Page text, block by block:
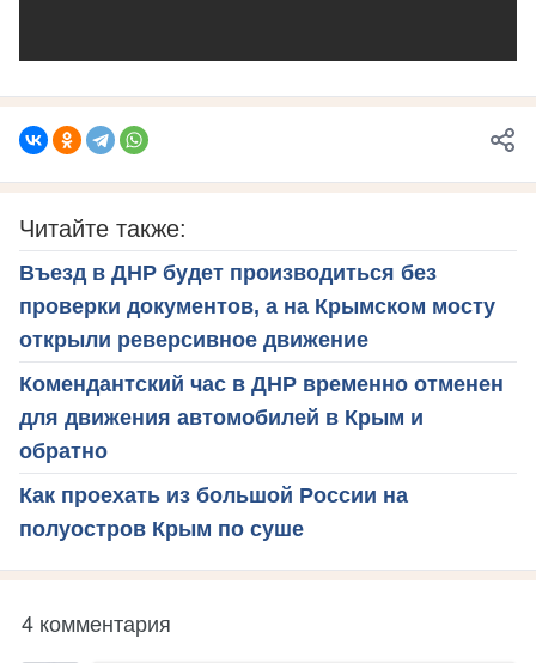
Читайте также:
Въезд в ДНР будет производиться без
проверки документов, а на Крымском мосту
открыли реверсивное движение
Комендантский час в ДНР временно отменен
для движения автомобилей в Крым и
обратно
Как проехать из большой России на
полуостров Крым по суше
4 комментария